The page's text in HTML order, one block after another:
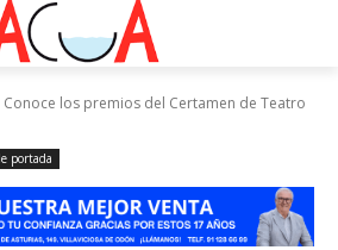
Conoce los premios del Certamen de Teatro
portada